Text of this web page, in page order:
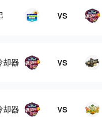
VS
却器 VS
却器 VS